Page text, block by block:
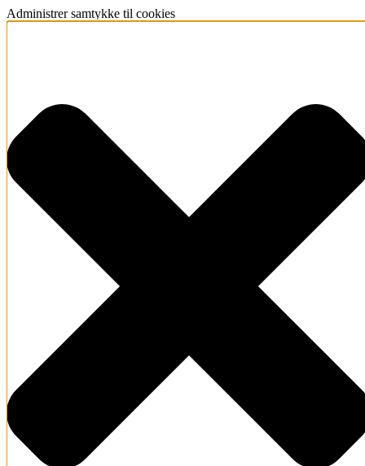
Administrer samtykke til cookies